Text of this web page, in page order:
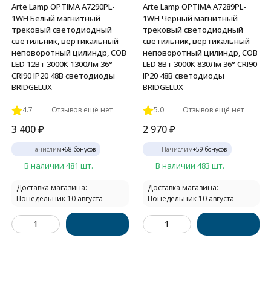
Arte Lamp OPTIMA A7290PL-
1WH Белый магнитный
трековый светодиодный
светильник, вертикальный
неповоротный цилиндр, COB
LED 12Вт 3000К 1300Лм 36°
CRI90 IP20 48В светодиоды
BRIDGELUX
4.7 Отзывов ещё нет
3 400₽
Начислим+68 бонусов
В наличии 481 шт.
Доставка магазина:
Понедельник 10 августа
Arte Lamp OPTIMA A7289PL-
1WH Черный магнитный
трековый светодиодный
светильник, вертикальный
неповоротный цилиндр, COB
LED 8Вт 3000К 830Лм 36° CRI90
IP20 48В светодиоды
BRIDGELUX
5.0 Отзывов ещё нет
2 970 ₽
Начислим+59 бонусов
В наличии 483 шт.
Доставка магазина:
Понедельник 10 августа